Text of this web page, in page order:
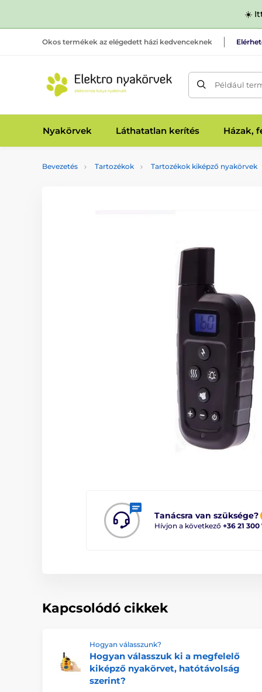
☀️
Okos termékek az elégedett házi kedvenceknek
Például
Nyakörvek Láthatatlan kerítés Házak,
Bevezetés Tartozékok Tartozékok kiképző nyakörvek
Tanácsra van szüksége?
Hívjon a következő +36 21 300
Kapcsolódó cikkek
Hogyan válasszunk?
Hogyan válasszuk ki a megfelelő
kiképző nyakörvet, hatótávolság
szerint?